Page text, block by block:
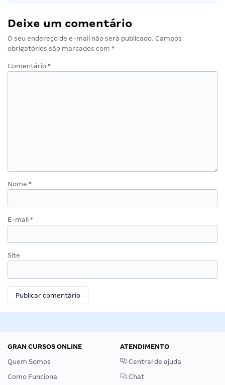
Deixe um comentário
O seu endereço de e-mail não será publicado. Campos
obrigatórios são marcados com *
Comentário *
Nome *
E-mail *
Site
GRAN CURSOS ONLINE
Quem Somos
Como Funciona
ATENDIMENTO
Central de ajuda
Chat